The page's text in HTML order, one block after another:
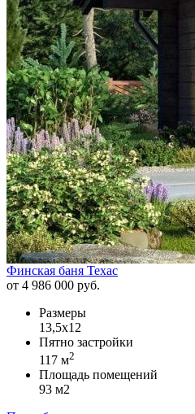
Финская баня Техас
от 4 986 000 руб.
Размеры
13,5х12
Пятно застройки
117 м2
Площадь помещений
93 м2